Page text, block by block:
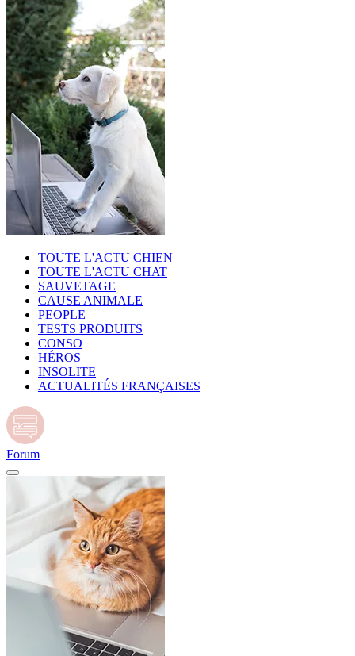
TOUTE L'ACTU CHIEN
TOUTE L'ACTU CHAT
SAUVETAGE
CAUSE ANIMALE
PEOPLE
TESTS PRODUITS
CONSO
HÉROS
INSOLITE
ACTUALITÉS FRANÇAISES
Forum